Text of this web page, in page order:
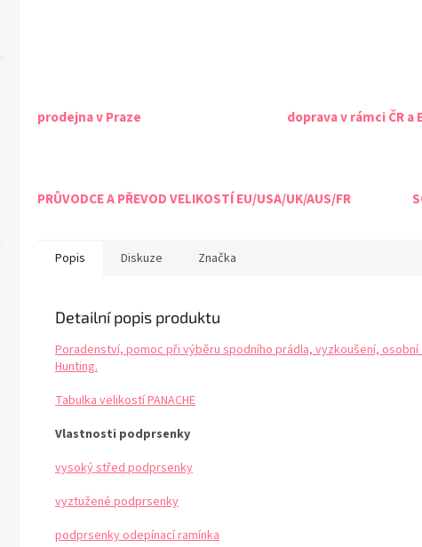
prodejna v Praze doprava v rámci ČR a
PRŮVODCE A PŘEVOD VELIKOSTÍ EU/USA/UK/AUS/FR
Popis Diskuze Značka
Detailní popis produktu
Poradenství, pomoc při výběru spodního prádla, vyzkoušení,
Hunting.
Tabulka velikostí PANACHE
Vlastnosti podprsenky
vysoký střed podprsenky
vyztužené podprsenky
podprsenky odepínací ramínka